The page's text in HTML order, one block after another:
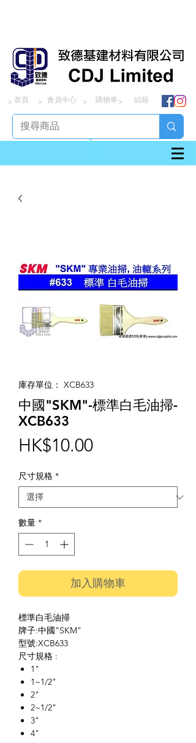
> > > >
首頁 會員中心 購物車 結賬
庫存單位： XCB633
中國"SKM"-標準白毛油掃-
XCB633
HK$10.00價
尺寸規格 *
數量 *
加入購物車
標準白毛油掃
牌子:中國"SKM"
型號:XCB633
尺寸規格 :
1"
1~1/2"
2"
2~1/2"
3"
4"